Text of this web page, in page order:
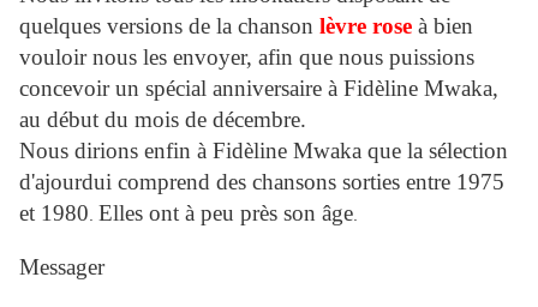
quelques versions de la chanson lèvre rose à bien
vouloir nous les envoyer, afin que nous puissions
concevoir un spécial anniversaire à Fidèline Mwaka,
au début du mois de décembre.
Nous dirions enfin à Fidèline Mwaka que la sélection
d'ajourdui comprend des chansons sorties entre 1975
et 1980 Elles ont à peu près son âge
Messager